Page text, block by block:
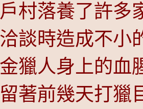
村落養了許多
談時造成不小
獵人身上的血
著前幾天打獵